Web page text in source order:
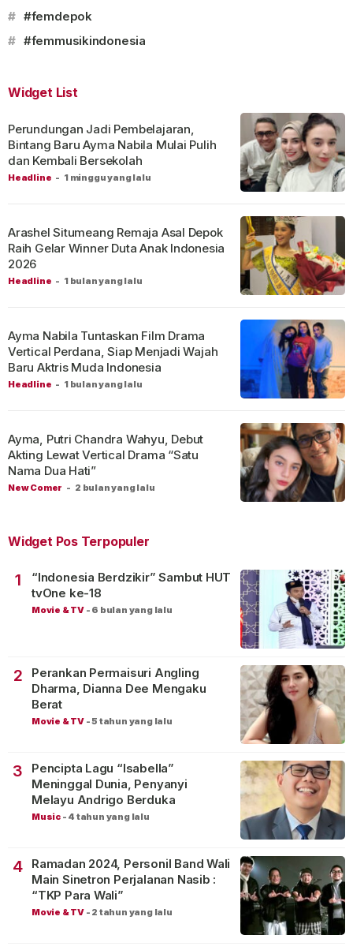
# #femdepok
# #femmusikindonesia
Widget List
Headline - 1 minggu yang lalu
Perundungan Jadi Pembelajaran,
Bintang Baru Ayma Nabila Mulai Pulih
dan Kembali Bersekolah
Headline - 1 bulan yang lalu
Arashel Situmeang Remaja Asal Depok
Raih Gelar Winner Duta Anak Indonesia
2026
Headline - 1 bulan yang lalu
Ayma Nabila Tuntaskan Film Drama
Vertical Perdana, Siap Menjadi Wajah
Baru Aktris Muda Indonesia
New Comer - 2 bulan yang lalu
Ayma, Putri Chandra Wahyu, Debut
Akting Lewat Vertical Drama “Satu
Nama Dua Hati”
Widget Pos Terpopuler
1
“Indonesia Berdzikir” Sambut HUT
tvOne ke-18
Movie & TV - 6 bulan yang lalu
2
Perankan Permaisuri Angling
Dharma, Dianna Dee Mengaku
Berat
Movie & TV -5 tahun yang lalu
3
Pencipta Lagu “Isabella”
Meninggal Dunia, Penyanyi
Melayu Andrigo Berduka
Music - 4 tahun yang lalu
4
Ramadan 2024, Personil Band Wali
Main Sinetron Perjalanan Nasib :
“TKP Para Wali”
Movie & TV - 2 tahun yang lalu